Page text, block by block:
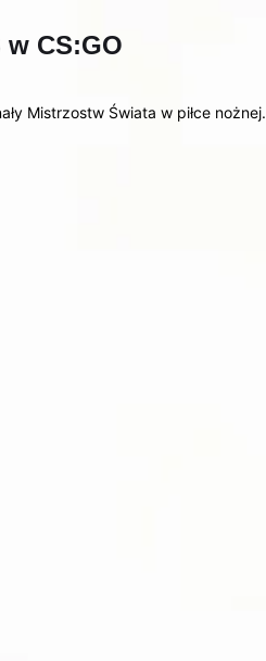
CS:GO
Mistrzostw Świata w piłce nożnej.